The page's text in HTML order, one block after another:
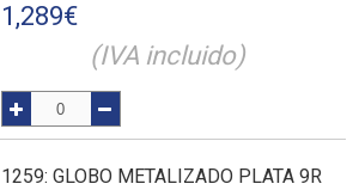
1,289€
(IVA incluido)
1259: GLOBO METALIZADO PLATA 9R